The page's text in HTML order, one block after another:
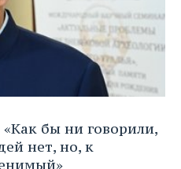
бы ни говорили,
нет, но, к